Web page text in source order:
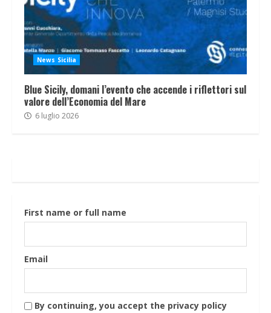
News Sicilia
Blue Sicily, domani l’evento che accende i riflettori sul
valore dell’Economia del Mare
6 luglio 2026
First name or full name
Email
By continuing, you accept the privacy policy